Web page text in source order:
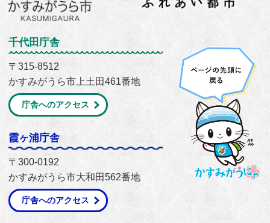
千代田庁舎
〒315-8512
かすみがうら市上土田461番地
庁舎へのアクセス
霞ヶ浦庁舎
〒300-0192
かすみがうら市大和田562番地
庁舎へのアクセス